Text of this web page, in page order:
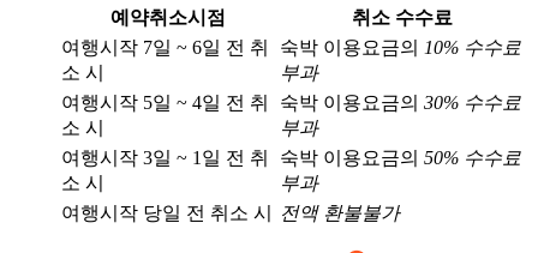
예약취소시점
취소 수수료
여행시작 7일 ~ 6일 전 취
소 시
숙박 이용요금의 10% 수수료
부과
여행시작 5일 ~ 4일 전 취
소 시
숙박 이용요금의 30% 수수료
부과
여행시작 3일 ~ 1일 전 취
소 시
숙박 이용요금의 50% 수수료
부과
여행시작 당일 전 취소 시
전액 환불불가